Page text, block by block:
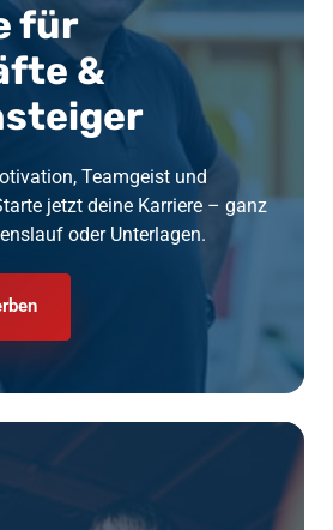
für
&
Teamgeist und
jetzt deine Karriere – ganz
oder Unterlagen.